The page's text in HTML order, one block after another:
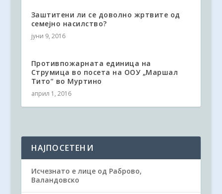
Заштитени ли се доволно жртвите од
семејно насилство?
јуни 9, 2016
Противпожарната единица на
Струмица во посета на ООУ „Маршал
Тито“ во Муртино
април 1, 2016
НАЈПОСЕТЕНИ
Исчезнато е лице од Раброво,
Валандовско